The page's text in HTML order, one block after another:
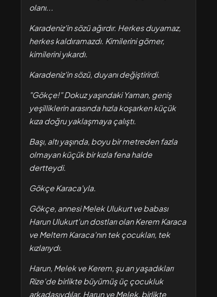
olanı...
Karadeniz'in sözü ağırdır. Herkes duyamaz,
herkes kaldıramazdı. Kimilerini gömer,
kimilerini yıkardı.
Karadeniz'in sözü, duyanı değiştirirdi.
"Gökçe!" Dokuz yaşındaki Yaman, geniş
yeşilliklerin arasında hızla koşarken küçük
kıza doğru yaklaşmaya çalıştı.
Başı, altı yaşında, boyu bir metreden fazla
olmayan küçük bir kızla fena halde
dertteydi.
Gökçe Karaca'yla.
Gökçe, annesi Melek Ulukurt ve babası
Harun Ulukurt'un dostları olan Kerem Karaca
ve Meltem Karaca'nın tek çocukları, tek
kızlarıydı.
Harun, Melek ve Kerem, şu an yaşadıkları
Rize'de birlikte büyümüş üç çocukluk
arkadaşıydılar. Harun ve Melek, birlikte